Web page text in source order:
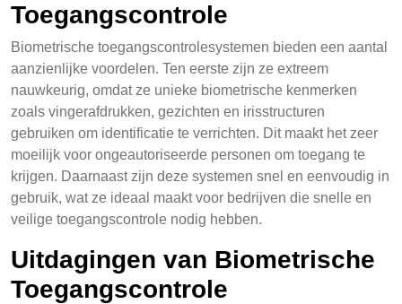
Toegangscontrole
Biometrische toegangscontrolesystemen bieden een aantal
aanzienlijke voordelen. Ten eerste zijn ze extreem
nauwkeurig, omdat ze unieke biometrische kenmerken
zoals vingerafdrukken, gezichten en irisstructuren
gebruiken om identificatie te verrichten. Dit maakt het zeer
moeilijk voor ongeautoriseerde personen om toegang te
krijgen. Daarnaast zijn deze systemen snel en eenvoudig in
gebruik, wat ze ideaal maakt voor bedrijven die snelle en
veilige toegangscontrole nodig hebben.
Uitdagingen van Biometrische
Toegangscontrole